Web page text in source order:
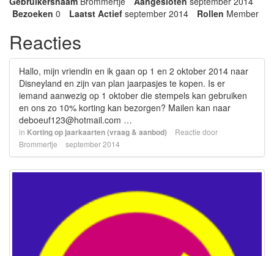
Bezoeken 0 Laatst Actief september 2014 Rollen Member
Reacties
Hallo, mijn vriendin en ik gaan op 1 en 2 oktober 2014 naar
Disneyland en zijn van plan jaarpasjes te kopen. Is er
iemand aanwezig op 1 oktober die stempels kan gebruiken
en ons zo 10% korting kan bezorgen? Mailen kan naar
deboeuf123@hotmail.com …
in Korting op jaarkaarten (vraag & aanbod)
Reactie door
Brommertje
september 2014